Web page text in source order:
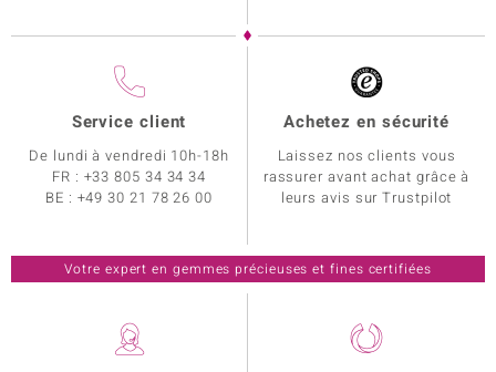
Service client
De lundi à vendredi 10h-18h
FR : +33 805 34 34 34
BE : +49 30 21 78 26 00
Achetez en sécurité
Laissez nos clients vous
rassurer avant achat grâce à
leurs avis sur Trustpilot
Votre expert en gemmes précieuses et fines certifiées